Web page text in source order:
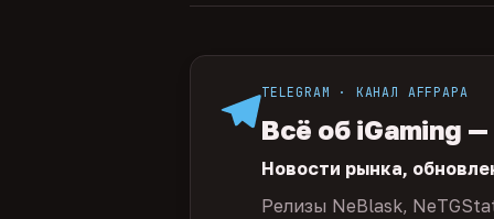
TELEGRAM · КАНАЛ AFFPAPA
Всё об iGaming
Новости рынка,
Релизы NeBlask,